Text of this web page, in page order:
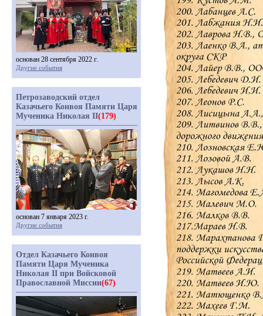
основан 28 сентября 2022 г.
Другие события
Петрозаводский отдел
Казачьего Конвоя Памяти Царя
Мученика Николая II(179)
основан 7 января 2023 г.
Другие события
Отдел Казачьего Конвоя
Памяти Царя Мученика
Николая II при Войсковой
Православной Миссии(67)